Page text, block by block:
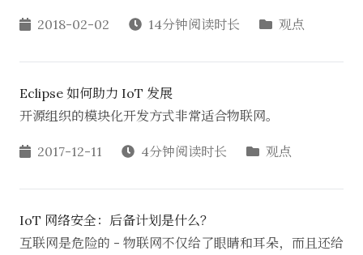
2018-02-02 14分钟阅读时长 观点
Eclipse 如何助力 IoT 发展
开源组织的模块化开发方式非常适合物联网。
2017-12-11 4分钟阅读时长 观点
IoT 网络安全：后备计划是什么？
互联网是危险的 - 物联网不仅给了眼睛和耳朵，而且还给